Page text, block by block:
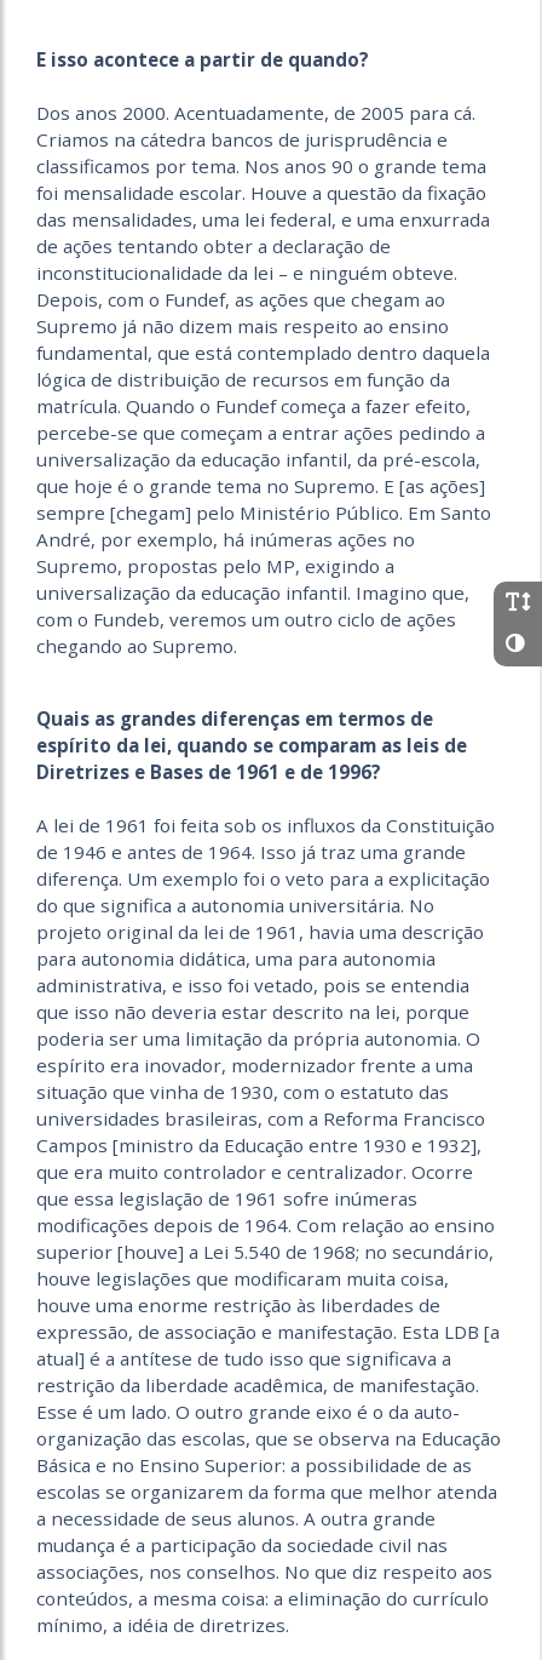
E isso acontece a partir de quando?
Dos anos 2000. Acentuadamente, de 2005 para cá.
Criamos na cátedra bancos de jurisprudência e
classificamos por tema. Nos anos 90 o grande tema
foi mensalidade escolar. Houve a questão da fixação
das mensalidades, uma lei federal, e uma enxurrada
de ações tentando obter a declaração de
inconstitucionalidade da lei – e ninguém obteve.
Depois, com o Fundef, as ações que chegam ao
Supremo já não dizem mais respeito ao ensino
fundamental, que está contemplado dentro daquela
lógica de distribuição de recursos em função da
matrícula. Quando o Fundef começa a fazer efeito,
percebe-se que começam a entrar ações pedindo a
universalização da educação infantil, da pré-escola,
que hoje é o grande tema no Supremo. E [as ações]
sempre [chegam] pelo Ministério Público. Em Santo
André, por exemplo, há inúmeras ações no
Supremo, propostas pelo MP, exigindo a
universalização da educação infantil. Imagino que,
com o Fundeb, veremos um outro ciclo de ações
chegando ao Supremo.
Quais as grandes diferenças em termos de
espírito da lei, quando se comparam as leis de
Diretrizes e Bases de 1961 e de 1996?
A lei de 1961 foi feita sob os influxos da Constituição
de 1946 e antes de 1964. Isso já traz uma grande
diferença. Um exemplo foi o veto para a explicitação
do que significa a autonomia universitária. No
projeto original da lei de 1961, havia uma descrição
para autonomia didática, uma para autonomia
administrativa, e isso foi vetado, pois se entendia
que isso não deveria estar descrito na lei, porque
poderia ser uma limitação da própria autonomia. O
espírito era inovador, modernizador frente a uma
situação que vinha de 1930, com o estatuto das
universidades brasileiras, com a Reforma Francisco
Campos [ministro da Educação entre 1930 e 1932],
que era muito controlador e centralizador. Ocorre
que essa legislação de 1961 sofre inúmeras
modificações depois de 1964. Com relação ao ensino
superior [houve] a Lei 5.540 de 1968; no secundário,
houve legislações que modificaram muita coisa,
houve uma enorme restrição às liberdades de
expressão, de associação e manifestação. Esta LDB [a
atual] é a antítese de tudo isso que significava a
restrição da liberdade acadêmica, de manifestação.
Esse é um lado. O outro grande eixo é o da auto-
organização das escolas, que se observa na Educação
Básica e no Ensino Superior: a possibilidade de as
escolas se organizarem da forma que melhor atenda
a necessidade de seus alunos. A outra grande
mudança é a participação da sociedade civil nas
associações, nos conselhos. No que diz respeito aos
conteúdos, a mesma coisa: a eliminação do currículo
mínimo, a idéia de diretrizes.